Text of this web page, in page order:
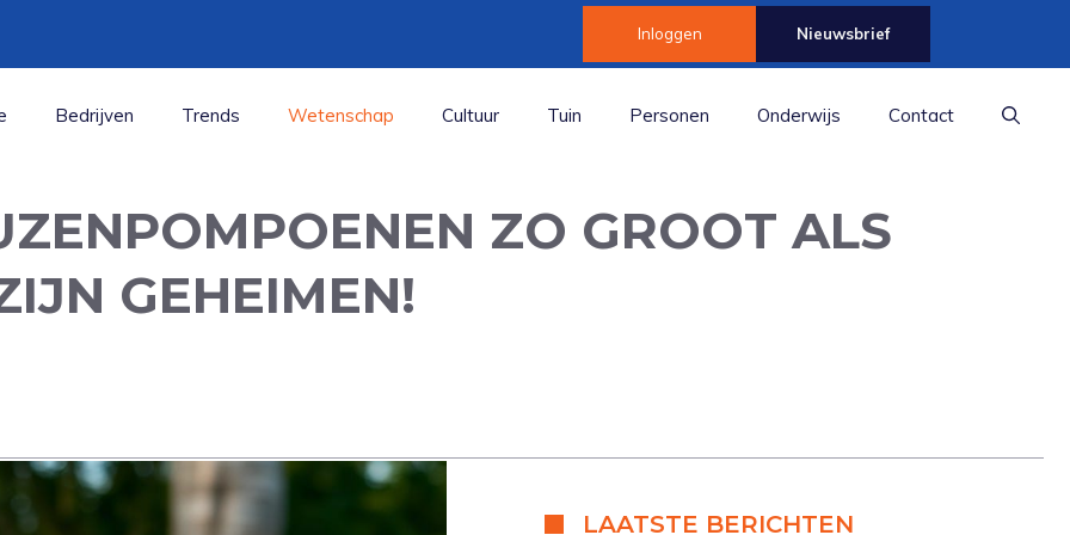
Inloggen Nieuwsbrief
Bedrijven Trends Wetenschap Cultuur Tuin Personen Onderwijs Contact
ZO GROOT ALS
GEHEIMEN!
LAATSTE BERICHTEN